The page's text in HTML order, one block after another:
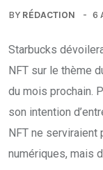
BY RÉDACTION 6
Starbucks
NFT sur le thème
du mois prochain.
son intention
NFT ne serviraient
numériques, mais